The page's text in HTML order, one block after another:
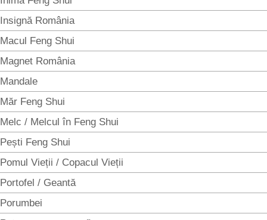
Insignă România
Macul Feng Shui
Magnet România
Mandale
Măr Feng Shui
Melc / Melcul în Feng Shui
Pești Feng Shui
Pomul Vieții / Copacul Vieții
Portofel / Geantă
Porumbei